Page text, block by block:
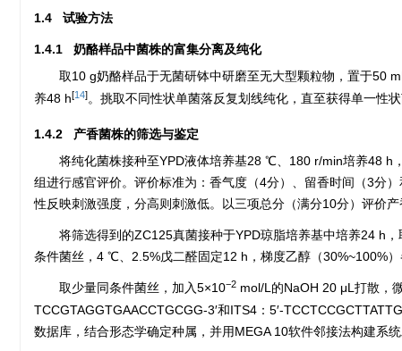
1.4 试验方法
1.4.1 奶酪样品中菌株的富集分离及纯化
取10 g奶酪样品于无菌研钵中研磨至无大型颗粒物，置于50
养48 h[14]。挑取不同性状单菌落反复划线纯化，直至获得单一性状
1.4.2 产香菌株的筛选与鉴定
将纯化菌株接种至YPD液体培养基28 ℃、180 r/min培养48 h
组进行感官评价。评价标准为：香气度（4分）、留香时间（3分
性反映刺激强度，分高则刺激低。以三项总分（满分10分）评价
将筛选得到的ZC125真菌接种于YPD琼脂培养基中培养24 h
条件菌丝，4 ℃、2.5%戊二醛固定12 h，梯度乙醇（30%~100%
取少量同条件菌丝，加入5×10−2 mol/L的NaOH 20 μL打散，
TCCGTAGGTGAACCTGCGG-3′和ITS4：5′-
数据库，结合形态学确定种属，并用MEGA 10软件邻接法构建系统